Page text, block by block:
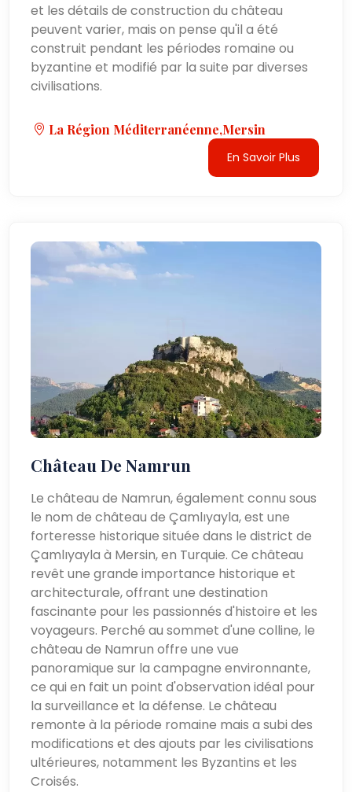
et les détails de construction du château
peuvent varier, mais on pense qu'il a été
construit pendant les périodes romaine ou
byzantine et modifié par la suite par diverses
civilisations.
La Région Méditerranéenne,Mersin
En Savoir Plus
Château De Namrun
Le château de Namrun, également connu sous
le nom de château de Çamlıyayla, est une
forteresse historique située dans le district de
Çamlıyayla à Mersin, en Turquie. Ce château
revêt une grande importance historique et
architecturale, offrant une destination
fascinante pour les passionnés d'histoire et les
voyageurs. Perché au sommet d'une colline, le
château de Namrun offre une vue
panoramique sur la campagne environnante,
ce qui en fait un point d'observation idéal pour
la surveillance et la défense. Le château
remonte à la période romaine mais a subi des
modifications et des ajouts par les civilisations
ultérieures, notamment les Byzantins et les
Croisés.